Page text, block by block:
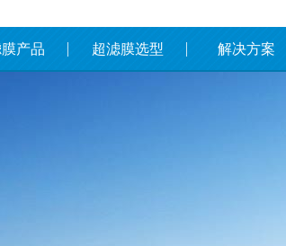
产品 超滤膜选型 解决方案